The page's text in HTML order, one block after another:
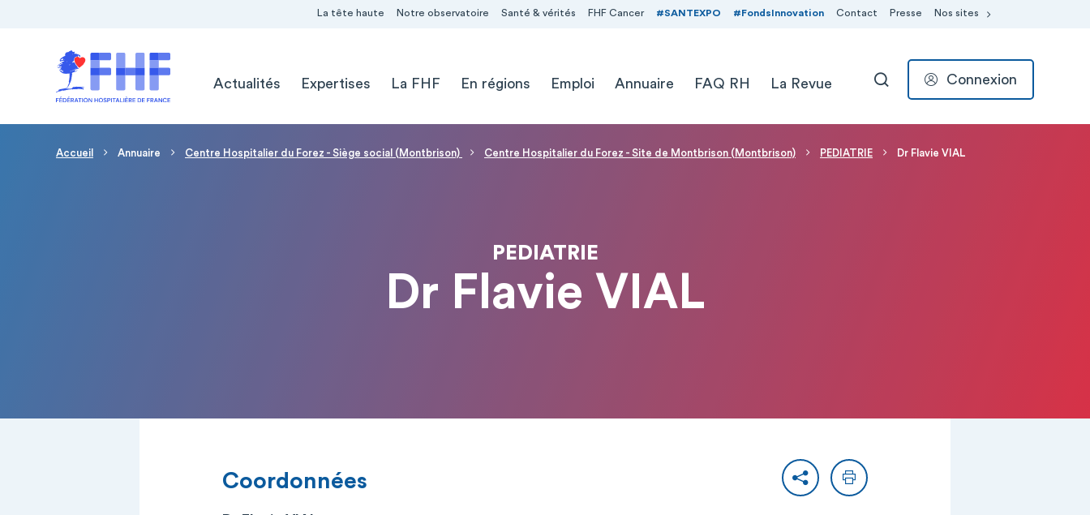
La tête haute Notre observatoire Santé & vérités FHF Cancer #SANTEXPO #FondsInnovation Contact Presse Nos sites
Actualités
Expertises La FHF En régions Emploi Annuaire FAQ RH La Revue RECHERCHER
Connexion
Fil d'Ariane
Accueil Annuaire Centre Hospitalier du Forez - Siège social (Montbrison) Centre Hospitalier du Forez - Site de Montbrison (Montbrison) PEDIATRIE Dr Flavie VIAL
PEDIATRIE
Dr Flavie VIAL
PartagerImprimer
Coordonnées